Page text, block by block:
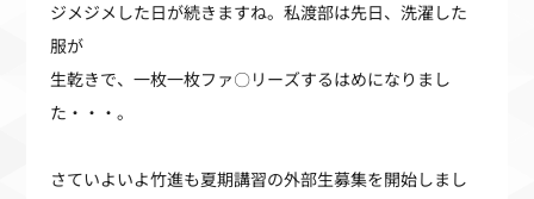
ジメジメした日が続きますね。私渡部は先日、洗濯した
服が
生乾きで、一枚一枚ファ〇リーズするはめになりまし
た・・・。
さていよいよ竹進も夏期講習の外部生募集を開始しまし